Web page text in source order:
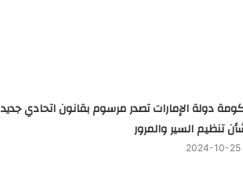
دولة الإمارات تصدر مرسوم بقانون اتحادي جديد
تنظيم السير والمرور
2024-10-25